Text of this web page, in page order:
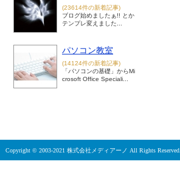
(23614件の新着記事)
ブログ始めましたぁ!! とか
テンプレ変えました...
パソコン教室
(14124件の新着記事)
「パソコンの基礎」からMi
crosoft Office Speciali...
Copyright © 2003-2021 株式会社メディアーノ All Rights Reserved.